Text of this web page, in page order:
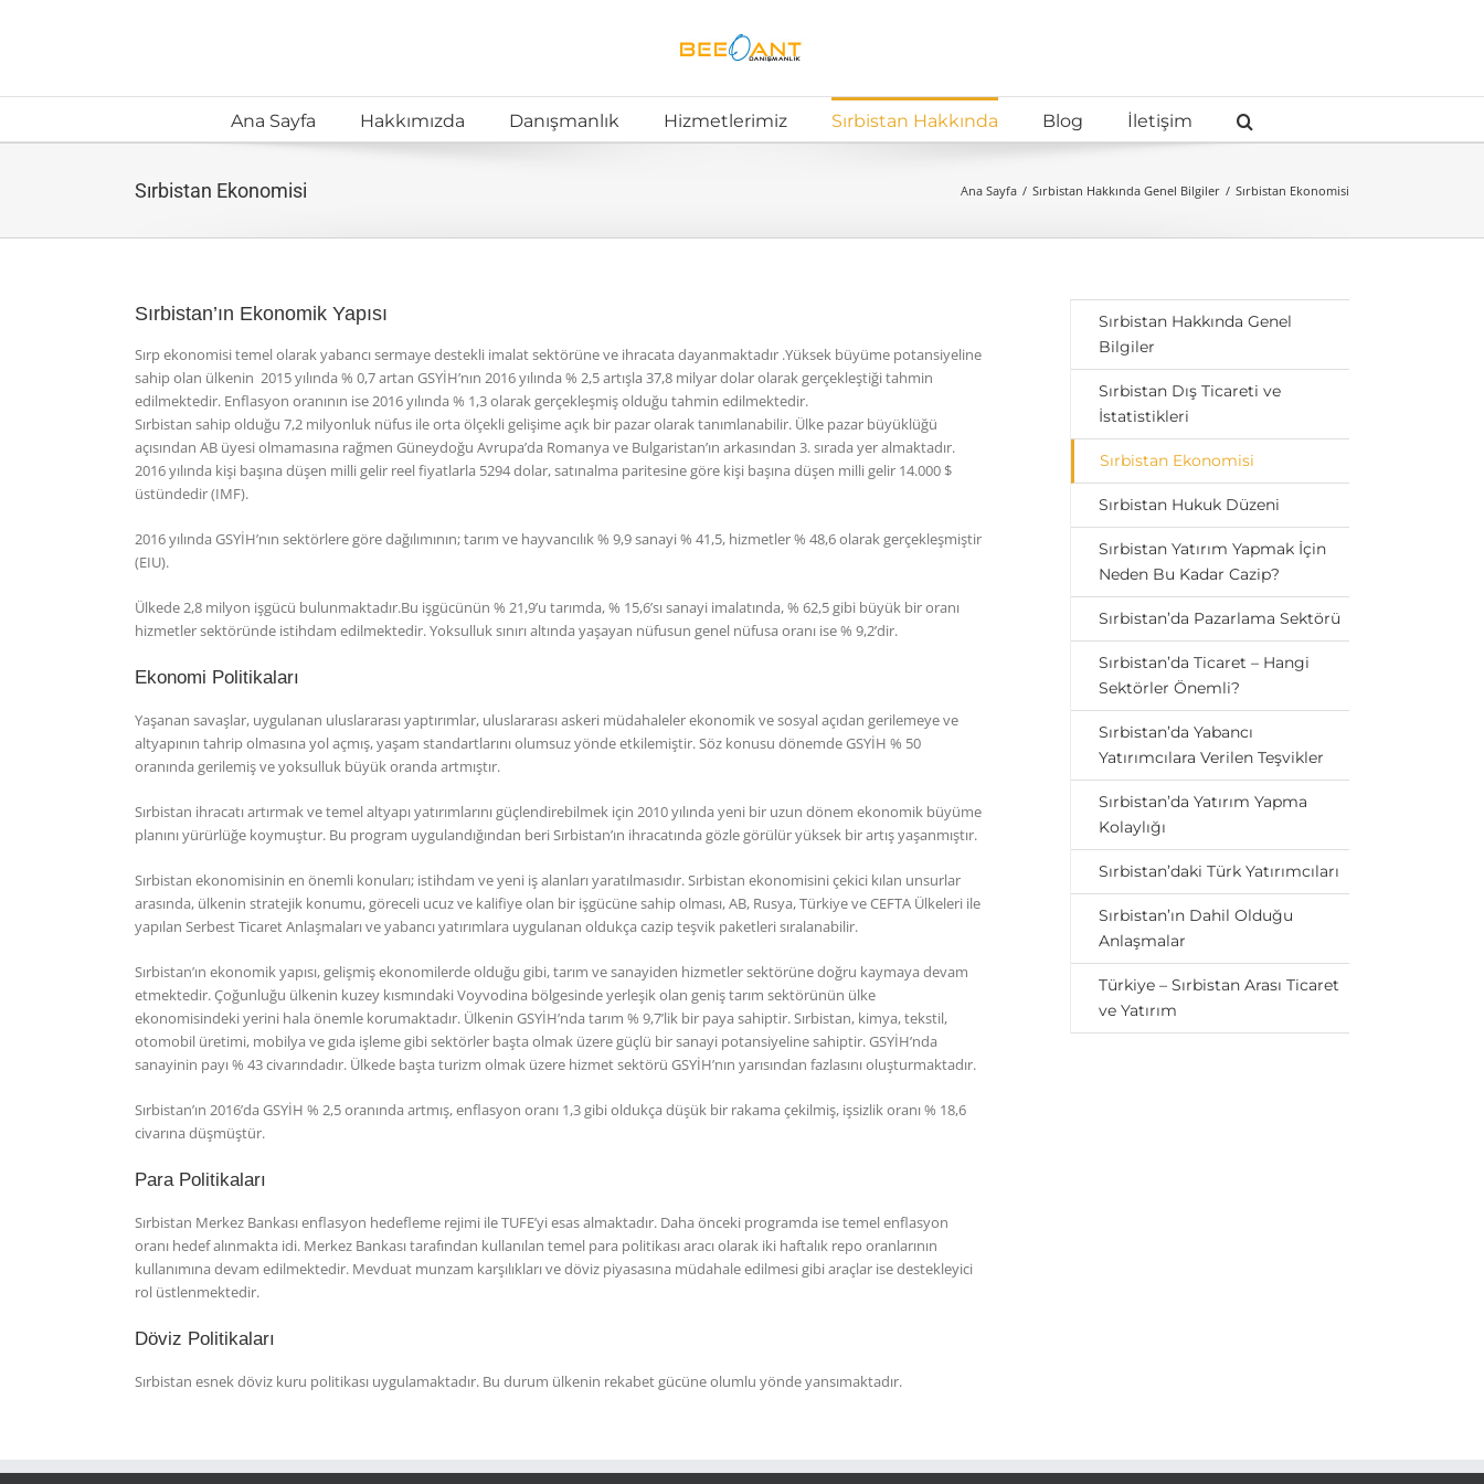
Ana Sayfa Hakkımızda Danışmanlık Hizmetlerimiz Sırbistan Hakkında Blog İletişim
Sırbistan Ekonomisi Ana Sayfa Sırbistan Hakkında Genel Bilgiler Sırbistan Ekonomisi
Sırbistan’ın Ekonomik Yapısı
Sırp ekonomisi temel olarak yabancı sermaye destekli imalat sektörüne ve ihracata dayanmaktadır .Yüksek büyüme potansiyeline
sahip olan ülkenin 2015 yılında % 0,7 artan GSYİH’nın 2016 yılında % 2,5 artışla 37,8 milyar dolar olarak gerçekleştiği tahmin
edilmektedir. Enflasyon oranının ise 2016 yılında % 1,3 olarak gerçekleşmiş olduğu tahmin edilmektedir.
Sırbistan sahip olduğu 7,2 milyonluk nüfus ile orta ölçekli gelişime açık bir pazar olarak tanımlanabilir. Ülke pazar büyüklüğü
açısından AB üyesi olmamasına rağmen Güneydoğu Avrupa’da Romanya ve Bulgaristan’ın arkasından 3. sırada yer almaktadır.
2016 yılında kişi başına düşen milli gelir reel fiyatlarla 5294 dolar, satınalma paritesine göre kişi başına düşen milli gelir 14.000 $
üstündedir (IMF).
2016 yılında GSYİH’nın sektörlere göre dağılımının; tarım ve hayvancılık % 9,9 sanayi % 41,5, hizmetler % 48,6 olarak gerçekleşmiştir
(EIU).
Ülkede 2,8 milyon işgücü bulunmaktadır.Bu işgücünün % 21,9’u tarımda, % 15,6’sı sanayi imalatında, % 62,5 gibi büyük bir oranı
hizmetler sektöründe istihdam edilmektedir. Yoksulluk sınırı altında yaşayan nüfusun genel nüfusa oranı ise % 9,2’dir.
Ekonomi Politikaları
Yaşanan savaşlar, uygulanan uluslararası yaptırımlar, uluslararası askeri müdahaleler ekonomik ve sosyal açıdan gerilemeye ve
altyapının tahrip olmasına yol açmış, yaşam standartlarını olumsuz yönde etkilemiştir. Söz konusu dönemde GSYİH % 50
oranında gerilemiş ve yoksulluk büyük oranda artmıştır.
Sırbistan ihracatı artırmak ve temel altyapı yatırımlarını güçlendirebilmek için 2010 yılında yeni bir uzun dönem ekonomik büyüme
planını yürürlüğe koymuştur. Bu program uygulandığından beri Sırbistan’ın ihracatında gözle görülür yüksek bir artış yaşanmıştır.
Sırbistan ekonomisinin en önemli konuları; istihdam ve yeni iş alanları yaratılmasıdır. Sırbistan ekonomisini çekici kılan unsurlar
arasında, ülkenin stratejik konumu, göreceli ucuz ve kalifiye olan bir işgücüne sahip olması, AB, Rusya, Türkiye ve CEFTA Ülkeleri ile
yapılan Serbest Ticaret Anlaşmaları ve yabancı yatırımlara uygulanan oldukça cazip teşvik paketleri sıralanabilir.
Sırbistan’ın ekonomik yapısı, gelişmiş ekonomilerde olduğu gibi, tarım ve sanayiden hizmetler sektörüne doğru kaymaya devam
etmektedir. Çoğunluğu ülkenin kuzey kısmındaki Voyvodina bölgesinde yerleşik olan geniş tarım sektörünün ülke
ekonomisindeki yerini hala önemle korumaktadır. Ülkenin GSYİH’nda tarım % 9,7’lik bir paya sahiptir. Sırbistan, kimya, tekstil,
otomobil üretimi, mobilya ve gıda işleme gibi sektörler başta olmak üzere güçlü bir sanayi potansiyeline sahiptir. GSYİH’nda
sanayinin payı % 43 civarındadır. Ülkede başta turizm olmak üzere hizmet sektörü GSYİH’nın yarısından fazlasını oluşturmaktadır.
Sırbistan’ın 2016’da GSYİH % 2,5 oranında artmış, enflasyon oranı 1,3 gibi oldukça düşük bir rakama çekilmiş, işsizlik oranı % 18,6
civarına düşmüştür.
Para Politikaları
Sırbistan Merkez Bankası enflasyon hedefleme rejimi ile TUFE’yi esas almaktadır. Daha önceki programda ise temel enflasyon
oranı hedef alınmakta idi. Merkez Bankası tarafından kullanılan temel para politikası aracı olarak iki haftalık repo oranlarının
kullanımına devam edilmektedir. Mevduat munzam karşılıkları ve döviz piyasasına müdahale edilmesi gibi araçlar ise destekleyici
rol üstlenmektedir.
Döviz Politikaları
Sırbistan esnek döviz kuru politikası uygulamaktadır. Bu durum ülkenin rekabet gücüne olumlu yönde yansımaktadır.
Sırbistan Hakkında Genel
Bilgiler
Sırbistan Dış Ticareti ve
İstatistikleri
Sırbistan Ekonomisi
Sırbistan Hukuk Düzeni
Sırbistan Yatırım Yapmak İçin
Neden Bu Kadar Cazip?
Sırbistan’da Pazarlama Sektörü
Sırbistan’da Ticaret – Hangi
Sektörler Önemli?
Sırbistan’da Yabancı
Yatırımcılara Verilen Teşvikler
Sırbistan’da Yatırım Yapma
Kolaylığı
Sırbistan’daki Türk Yatırımcıları
Sırbistan’ın Dahil Olduğu
Anlaşmalar
Türkiye – Sırbistan Arası Ticaret
ve Yatırım